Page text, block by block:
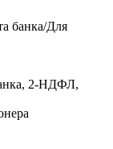
банка/Для
2-НДФЛ,